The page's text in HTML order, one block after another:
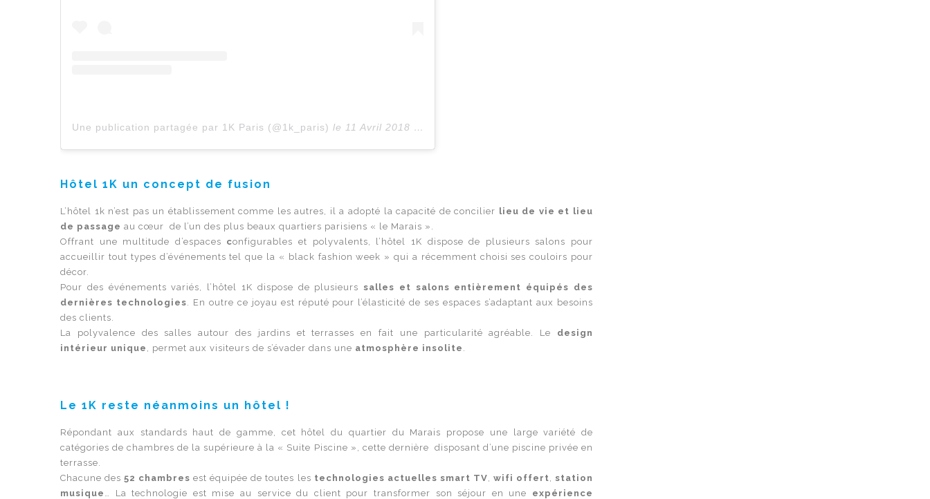
Une publication partagée par 1K Paris (@1k_paris) le 11 Avril 2018 à 2 :01 PDT
Hôtel 1K un concept de fusion
L’hôtel 1k n’est pas un établissement comme les autres, il a adopté la capacité de concilier lieu de vie et lieu
de passage au cœur de l’un des plus beaux quartiers parisiens « le Marais ».
Offrant une multitude d’espaces configurables et polyvalents, l’hôtel 1K dispose de plusieurs salons pour
accueillir tout types d’événements tel que la « black fashion week » qui a récemment choisi ses couloirs pour
décor.
Pour des événements variés, l’hôtel 1K dispose de plusieurssalles et salons entièrement équipés des
dernières technologies. En outre ce joyau est réputé pour l’élasticité de ses espaces s’adaptant aux besoins
des clients.
La polyvalence des salles autour des jardins et terrasses en fait une particularité agréable. Le design
intérieur unique , permet aux visiteurs de s’évader dans une atmosphère insolite .
Le 1K reste néanmoins un hôtel !
Répondant aux standards haut de gamme, cet hôtel du quartier du Marais propose une large variété de
catégories de chambres de la supérieure à la « Suite Piscine », cette dernière disposant d’une piscine privée en
terrasse.
Chacune des52 chambres est équipée de toutes les technologies actuelles smart TV, wifi offert, station
musique … La technologie est mise au service du client pour transformer son séjour en une expérience